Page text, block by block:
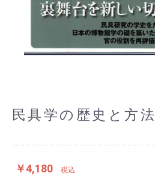
民具学の歴史と方法
￥4,180 税込